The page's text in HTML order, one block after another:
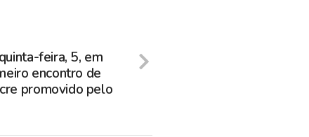
feira, 5, em
encontro de
promovido pelo